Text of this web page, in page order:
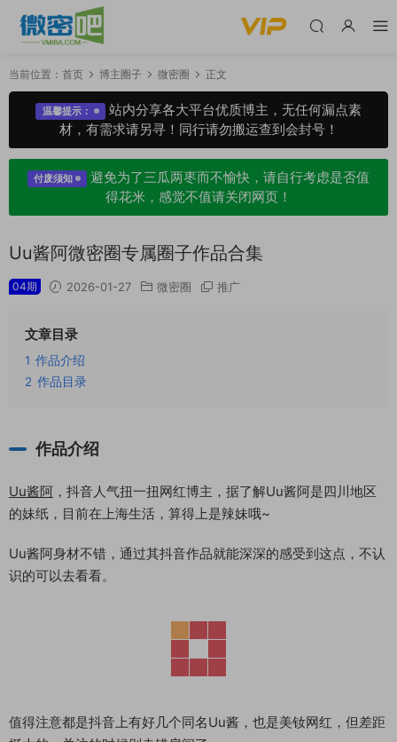
当前位置： 首页 博主圈子 微密圈 正文
温馨提示：
站内分享各大平台优质博主，无任何漏点素
材，有需求请另寻！同行请勿搬运查到会封号！
付废须知
避免为了三瓜两枣而不愉快，请自行考虑是否值
得花米，感觉不值请关闭网页！
Uu酱阿微密圈专属圈子作品合集
04期 2026-01-27 微密圈 推广
文章目录
1 作品介绍
2 作品目录
作品介绍
Uu酱阿 ，抖音人气扭一扭网红博主，据了解Uu酱阿是四川地区
的妹纸，目前在上海生活，算得上是辣妹哦~
Uu酱阿身材不错，通过其抖音作品就能深深的感受到这点，不认
识的可以去看看。
值得注意都是抖音上有好几个同名Uu酱，也是美钕网红，但差距